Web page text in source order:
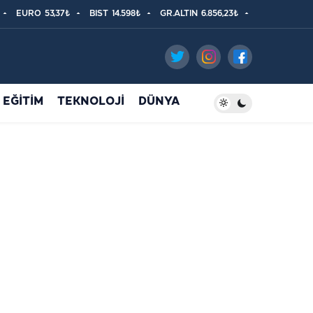
EURO 53,37₺ BIST 14.598₺ GR.ALTIN 6.856,23₺
EĞİTİM TEKNOLOJİ DÜNYA